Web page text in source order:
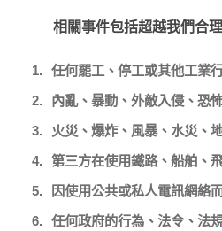
相關事件包括超越我們合
1.
任何罷工、停工或其他工業
2.
內亂、暴動、外敵入侵、恐
3.
火災、爆炸、風暴、水災、
4.
第三方在使用鐵路、船舶、
5.
因使用公共或私人電訊網絡
6.
任何政府的行為、法令、法